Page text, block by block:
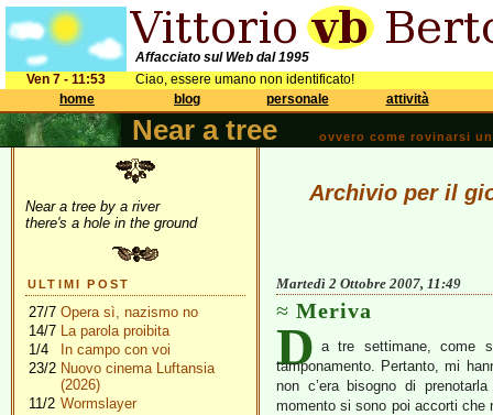
Affacciato sul Web dal 1995
Ven 7 - 11:53
Ciao, essere umano non identificato!
home
blog personale attività
Near a tree ovvero come rovinarsi
Near a tree by a river
there's a hole in the ground
ULTIMI POST
27/7 Opera sì, nazismo no
14/7 La parola proibita
1/4
In campo con voi
23/2 Nuovo cinema Luftansia
(2026)
11/2 Wormslayer
Archivio per il
Martedì 2 Ottobre 2007, 11:49
Meriva
D a tre settimane, come
tamponamento. Pertanto, mi
non c’era bisogno di
momento si sono poi accorti che